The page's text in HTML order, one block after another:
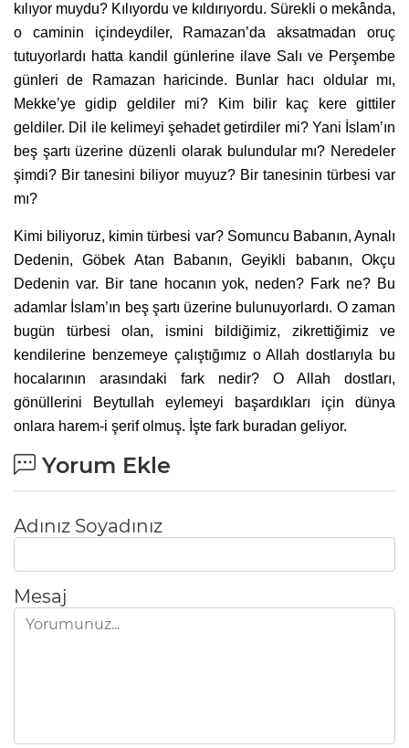
kılıyor muydu? Kılıyordu ve kıldırıyordu. Sürekli o mekânda,
o caminin içindeydiler, Ramazan’da aksatmadan oruç
tutuyorlardı hatta kandil günlerine ilave Salı ve Perşembe
günleri de Ramazan haricinde. Bunlar hacı oldular mı,
Mekke’ye gidip geldiler mi? Kim bilir kaç kere gittiler
geldiler. Dil ile kelimeyi şehadet getirdiler mi? Yani İslam’ın
beş şartı üzerine düzenli olarak bulundular mı? Neredeler
şimdi? Bir tanesini biliyor muyuz? Bir tanesinin türbesi var
mı?
Kimi biliyoruz, kimin türbesi var? Somuncu Babanın, Aynalı
Dedenin, Göbek Atan Babanın, Geyikli babanın, Okçu
Dedenin var. Bir tane hocanın yok, neden? Fark ne? Bu
adamlar İslam’ın beş şartı üzerine bulunuyorlardı. O zaman
bugün türbesi olan, ismini bildiğimiz, zikrettiğimiz ve
kendilerine benzemeye çalıştığımız o Allah dostlarıyla bu
hocalarının arasındaki fark nedir? O Allah dostları,
gönüllerini Beytullah eylemeyi başardıkları için dünya
onlara harem-i şerif olmuş. İşte fark buradan geliyor.
Yorum Ekle
Adınız Soyadınız
Mesaj